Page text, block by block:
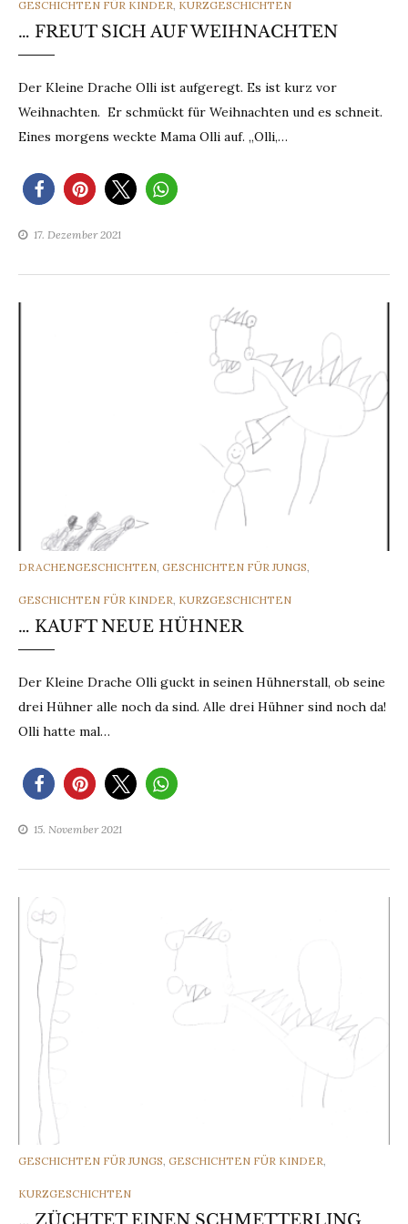
GESCHICHTEN FÜR KINDER, KURZGESCHICHTEN
… FREUT SICH AUF WEIHNACHTEN
Der Kleine Drache Olli ist aufgeregt. Es ist kurz vor
Weihnachten. Er schmückt für Weihnachten und es schneit.
Eines morgens weckte Mama Olli auf. „Olli,…
17. Dezember 2021
CATEGORIES
DRACHENGESCHICHTEN GESCHICHTEN FÜR JUNGS
GESCHICHTEN FÜR KINDER KURZGESCHICHTEN
… KAUFT NEUE HÜHNER
Der Kleine Drache Olli guckt in seinen Hühnerstall, ob seine
drei Hühner alle noch da sind. Alle drei Hühner sind noch da!
Olli hatte mal…
15. November 2021
CATEGORIES
GESCHICHTEN FÜR JUNGS GESCHICHTEN FÜR KINDER
KURZGESCHICHTEN